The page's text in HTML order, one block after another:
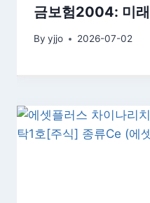
금보험2004: 미
By yjjo 2026-07-02